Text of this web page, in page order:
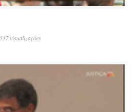
537 visualizações